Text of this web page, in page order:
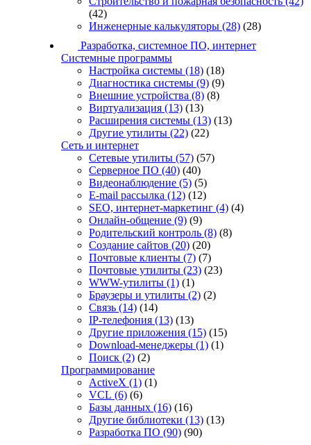
(42)
Инженерные калькуляторы (28) (28)
Разработка, системное ПО, интернет
Системные программы
Настройка системы (18) (18)
Диагностика системы (9) (9)
Внешние устройства (8) (8)
Виртуализация (13) (13)
Расширения системы (13) (13)
Другие утилиты (22) (22)
Сеть и интернет
Сетевые утилиты (57) (57)
Серверное ПО (40) (40)
Видеонаблюдение (5) (5)
E-mail рассылка (12) (12)
SEO, интернет-маркетинг (4) (4)
Онлайн-общение (9) (9)
Родительский контроль (8) (8)
Создание сайтов (20) (20)
Почтовые клиенты (7) (7)
Почтовые утилиты (23) (23)
WWW-утилиты (1) (1)
Браузеры и утилиты (2) (2)
Связь (14) (14)
IP-телефония (13) (13)
Другие приложения (15) (15)
Download-менеджеры (1) (1)
Поиск (2) (2)
Программирование
ActiveX (1) (1)
VCL (6) (6)
Базы данных (16) (16)
Другие библиотеки (13) (13)
Разработка ПО (90) (90)